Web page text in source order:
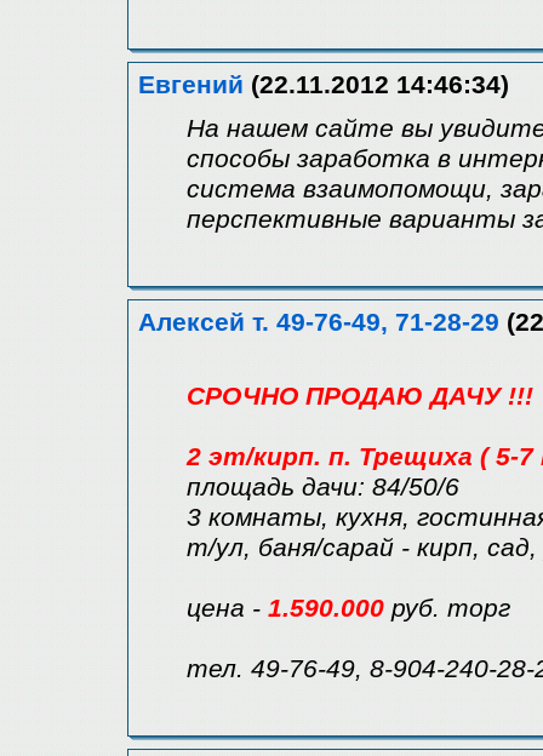
Евгений (22.11.2012 14:46:34)
На нашем сайте вы
способы заработка в
система взаимопомощи,
перспективные варианты
Алексей т. 49-76-49, 71-28-29
СРОЧНО ПРОДАЮ ДАЧУ !!!
2 эт/кирп. п. Трещиха ( 5-
площадь дачи: 84/50/6
3 комнаты, кухня,
т/ул, баня/сарай - кирп,
цена - 1.590.000 руб. торг
тел. 49-76-49, 8-904-240-28-